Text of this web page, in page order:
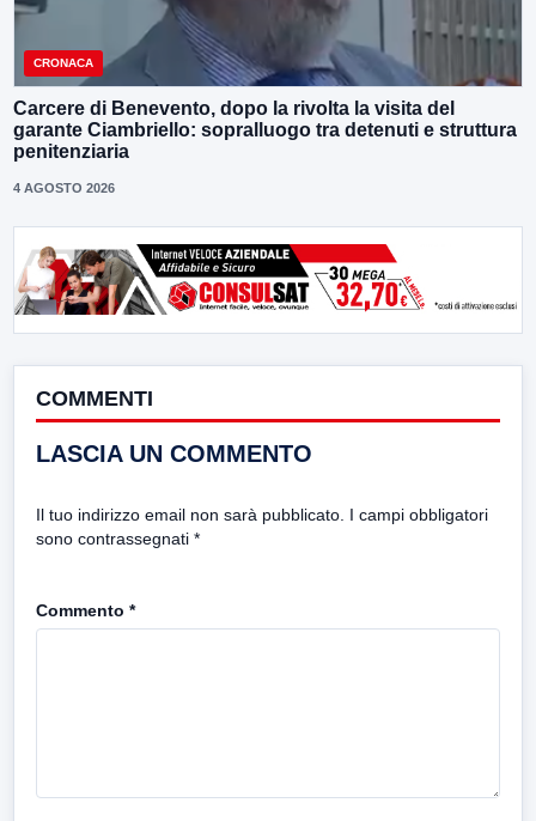
CRONACA
Carcere di Benevento, dopo la rivolta la visita del
garante Ciambriello: sopralluogo tra detenuti e struttura
penitenziaria
4 AGOSTO 2026
COMMENTI
LASCIA UN COMMENTO
Il tuo indirizzo email non sarà pubblicato. I campi obbligatori
sono contrassegnati *
Commento *